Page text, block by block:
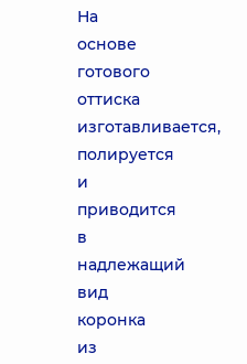
На
основе
готового
оттиска
изготавливается,
полируется
и
приводится
в
надлежащий
вид
коронка
из